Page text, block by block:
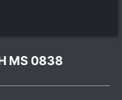
MS 0838